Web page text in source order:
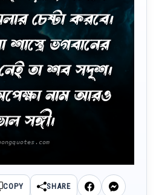
চেষ্টা করবে।
শাস্ত্রে ভগবানের
তা শব সদৃশ।
নাম আরও
সঙ্গী।
COPY SHARE